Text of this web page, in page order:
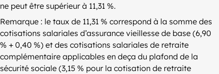
ne peut être supérieur à 11,31 %.
Remarque : le taux de 11,31 % correspond à la somme des
cotisations salariales d’assurance vieillesse de base (6,90
% + 0,40 %) et des cotisations salariales de retraite
complémentaire applicables en deça du plafond de la
sécurité sociale (3,15 % pour la cotisation de retraite